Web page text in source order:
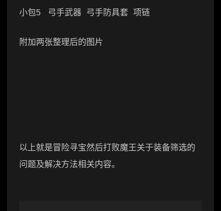
小包5 弓手武器 弓手防具套 项链
附加两张整理后的图片
以上就是冒险寻宝然后打败魔王关于装备筛选的
问题及解决方法相关内容。